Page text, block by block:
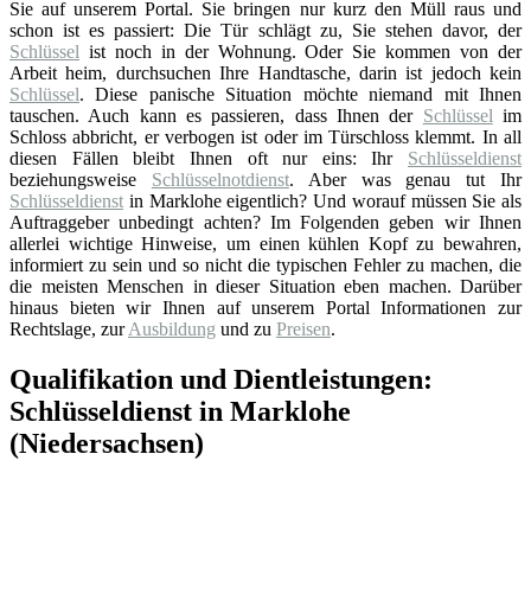
Sie auf unserem Portal. Sie bringen nur kurz den Müll raus und
schon ist es passiert: Die Tür schlägt zu, Sie stehen davor, der
Schlüssel ist noch in der Wohnung. Oder Sie kommen von der
Arbeit heim, durchsuchen Ihre Handtasche, darin ist jedoch kein
Schlüssel. Diese panische Situation möchte niemand mit Ihnen
tauschen. Auch kann es passieren, dass Ihnen der Schlüssel im
Schloss abbricht, er verbogen ist oder im Türschloss klemmt. In all
diesen Fällen bleibt Ihnen oft nur eins: Ihr Schlüsseldienst
beziehungsweise Schlüsselnotdienst. Aber was genau tut Ihr
Schlüsseldienst in Marklohe eigentlich? Und worauf müssen Sie als
Auftraggeber unbedingt achten? Im Folgenden geben wir Ihnen
allerlei wichtige Hinweise, um einen kühlen Kopf zu bewahren,
informiert zu sein und so nicht die typischen Fehler zu machen, die
die meisten Menschen in dieser Situation eben machen. Darüber
hinaus bieten wir Ihnen auf unserem Portal Informationen zur
Rechtslage, zurAusbildung und zu Preisen.
Qualifikation und Dientleistungen:
Schlüsseldienst in Marklohe
(Niedersachsen)